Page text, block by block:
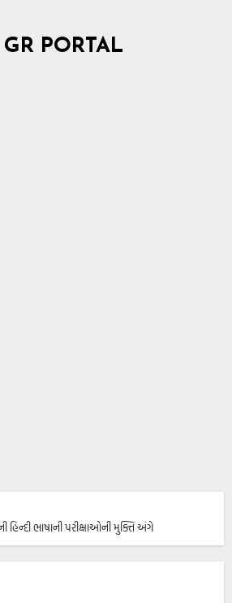
GR PORTAL
હિન્દી ભાષાની પરીક્ષાઓની મુક્તિ અંગે